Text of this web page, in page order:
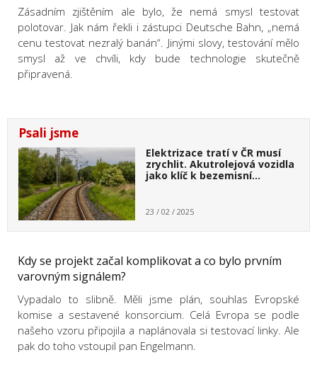
Zásadním zjištěním ale bylo, že nemá smysl testovat
polotovar. Jak nám řekli i zástupci Deutsche Bahn, „nemá
cenu testovat nezralý banán“. Jinými slovy, testování mělo
smysl až ve chvíli, kdy bude technologie skutečně
připravená.
Psali jsme
Elektrizace tratí v ČR musí
zrychlit. Akutrolejová vozidla
jako klíč k bezemisní…
23 / 02 / 2025
Kdy se projekt začal komplikovat a co bylo prvním
varovným signálem?
Vypadalo to slibně. Měli jsme plán, souhlas Evropské
komise a sestavené konsorcium. Celá Evropa se podle
našeho vzoru připojila a naplánovala si testovací linky. Ale
pak do toho vstoupil pan Engelmann.